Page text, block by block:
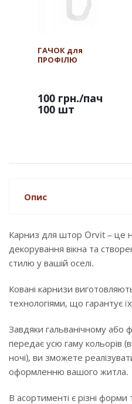
ГАЧОК для
ПРОФІЛЮ
100 грн./пач
100 шт
Опис
Карниз для штор Orvit – це
декорування вікна та
стилю у вашій оселі.
Ковані карнизи
технологіями, що гарантує
Завдяки гальванічному або
передає усю гаму кольорів
ночі), ви зможете
оформленню вашого житла.
В асортименті є різні форми